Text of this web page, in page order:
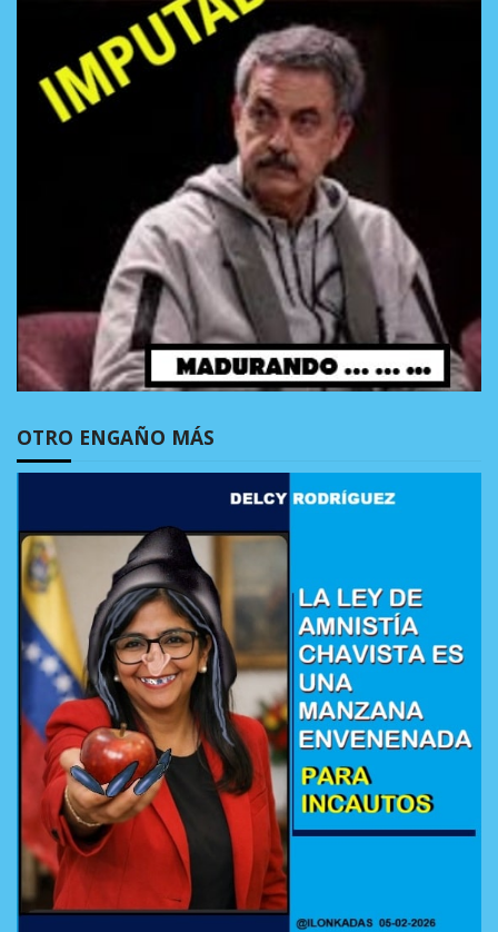
OTRO ENGAÑO MÁS